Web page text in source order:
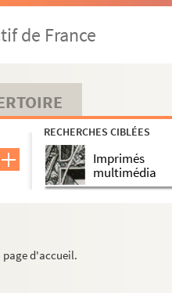
de France
RECHERCHES CIBLÉES
Imprimés
multimédia
page d'accueil.